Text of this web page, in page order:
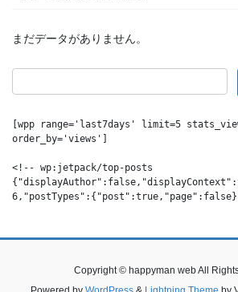
造形 3Dプリンター&AMS, 筐体付
応, 4台AMSで16色造形可能, 高速
応, 自動ベッドレベリング, 組立不
応, 造形体積 256 x 256 x 256 mm³
只今、カスタマーの評価を取得しています。
￥199,000 ￥99,999
最大16色の多色造形:
フィラメントを対応できます。 自動ベッドレベリン
まだデータがありません。
[wpp range='last7days' limit=5
order_by='views']
<!-- wp:jetpack/top-posts
Copyright © happyman web All